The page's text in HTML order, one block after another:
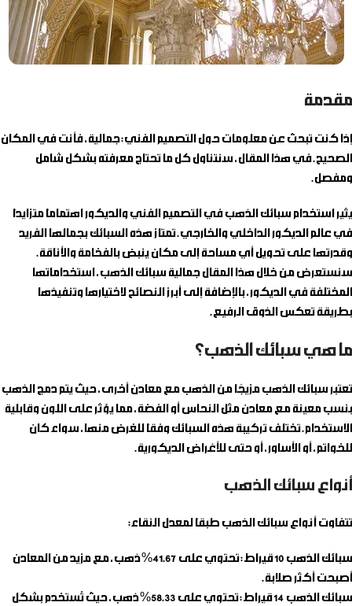
مقدمة
إذا كنت تبحث عن معلومات حول التصميم الفني: جمالية ، فأنت في المكان
الصحيح. في هذا المقال، سنتناول كل ما تحتاج معرفته بشكل شامل
ومفصل.
يثير استخدام سبائك الذهب في التصميم الفني والديكور اهتمامًا متزايدًا
في عالم الديكور الداخلي والخارجي. تمتاز هذه السبائك بجمالها الفريد
وقدرتها على تحويل أي مساحة إلى مكان ينبض بالفخامة والأناقة.
سنستعرض من خلال هذا المقال جمالية سبائك الذهب، استخداماتها
المختلفة في الديكور، بالإضافة إلى أبرز النصائح لاختيارها وتنفيذها
بطريقة تعكس الذوق الرفيع.
ما هي سبائك الذهب؟
تعتبر سبائك الذهب مزيجًا من الذهب مع معادن أخرى، حيث يتم دمج الذهب
بنسب معينة مع معادن مثل النحاس أو الفضة، مما يؤثر على اللون وقابلية
الاستخدام. تختلف تركيبة هذه السبائك وفقًا للغرض منها، سواء كان
للخواتم، أو الأساور، أو حتى للأغراض الديكورية.
أنواع سبائك الذهب
تتفاوت أنواع سبائك الذهب طبقًا لمعدل النقاء:
سبائك الذهب 10 قيراط
: تحتوي على 41.67% ذهب، مع مزيد من المعادن
أصبحت أكثر صلابة.
سبائك الذهب 14 قيراط
: تحتوي على 58.33% ذهب، حيث تُستخدم بشكل